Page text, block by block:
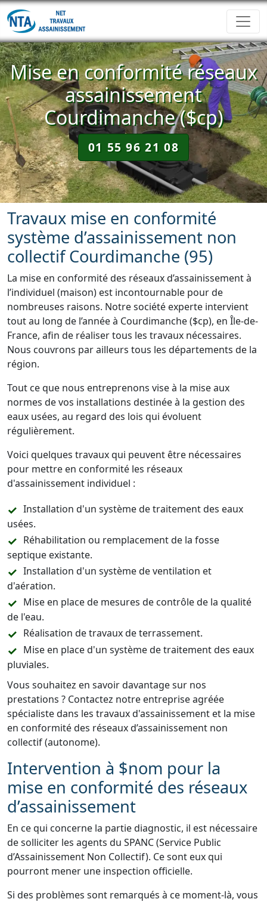
Mise en conformité réseaux
assainissement
Courdimanche ($cp)
01 55 96 21 08
Travaux mise en conformité
système d’assainissement non
collectif Courdimanche (95)
La mise en conformité des réseaux d’assainissement à
l’individuel (maison) est incontournable pour de
nombreuses raisons. Notre société experte intervient
tout au long de l’année à Courdimanche ($cp), en Île-de-
France, afin de réaliser tous les travaux nécessaires.
Nous couvrons par ailleurs tous les départements de la
région.
Tout ce que nous entreprenons vise à la mise aux
normes de vos installations destinée à la gestion des
eaux usées, au regard des lois qui évoluent
régulièrement.
Voici quelques travaux qui peuvent être nécessaires
pour mettre en conformité les réseaux
d'assainissement individuel :
Installation d'un système de traitement des eaux
usées.
Réhabilitation ou remplacement de la fosse
septique existante.
Installation d'un système de ventilation et
d'aération.
Mise en place de mesures de contrôle de la qualité
de l'eau.
Réalisation de travaux de terrassement.
Mise en place d'un système de traitement des eaux
pluviales.
Vous souhaitez en savoir davantage sur nos
prestations ? Contactez notre entreprise agréée
spécialiste dans les travaux d'assainissement et la mise
en conformité des réseaux d’assainissement non
collectif (autonome).
Intervention à $nom pour la
mise en conformité des réseaux
d’assainissement
En ce qui concerne la partie diagnostic, il est nécessaire
de solliciter les agents du SPANC (Service Public
d’Assainissement Non Collectif). Ce sont eux qui
pourront mener une inspection officielle.
Si des problèmes sont remarqués à ce moment-là, vous